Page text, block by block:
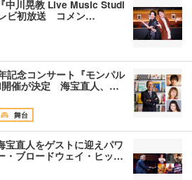
中川晃教 Live Music Studi
ビ初放送 コメン…
記念コンサート『モンパル
開催が決定 海宝直人、…
舞台
宝直人をゲストに迎えパワ
ブロードウェイ・ヒッ…